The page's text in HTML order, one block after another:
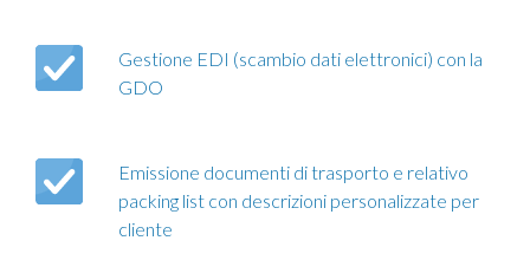
Gestione EDI (scambio dati elettronici) con la
GDO
Emissione documenti di trasporto e relativo
packing list con descrizioni personalizzate per
cliente